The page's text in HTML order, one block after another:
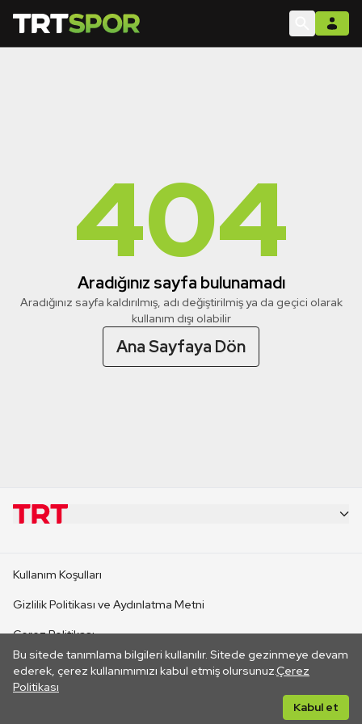
404
Aradığınız sayfa bulunamadı
Aradığınız sayfa kaldırılmış, adı değiştirilmiş ya da geçici olarak
kullanım dışı olabilir
Ana Sayfaya Dön
Bu sitede tanımlama bilgileri kullanılır. Sitede gezinmeye devam
ederek, çerez kullanımımızı kabul etmiş olursunuz.Çerez
Politikası
Kabul et
CANLI YAYINLAR
Kullanım Koşulları
Gizlilik Politikası ve Aydınlatma Metni
Çerez Politikası
İletişim
Her hakkı saklıdır. ©2026 TRT. Bağlantı yoluyla gidilen dış